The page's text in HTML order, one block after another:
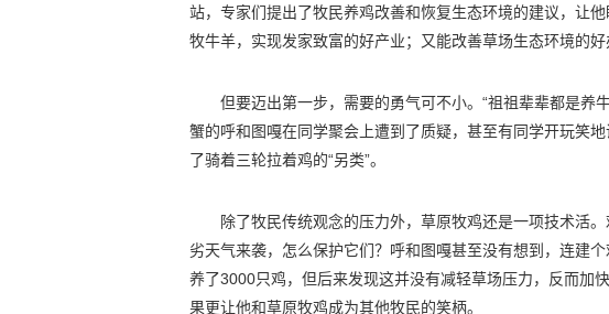
站，专家们提出了牧民养鸡改善和恢复生态环境的建议，让
牧牛羊，实现发家致富的好产业；又能改善草场生态环境的好
但要迈出第一步，需要的勇气可不小。“祖祖辈辈都是养
蟹的呼和图嘎在同学聚会上遭到了质疑，甚至有同学开玩笑
了骑着三轮拉着鸡的“另类”。
除了牧民传统观念的压力外，草原牧鸡还是一项技术活
劣天气来袭，怎么保护它们？呼和图嘎甚至没有想到，连建
养了3000只鸡，但后来发现这并没有减轻草场压力，反而加
果更让他和草原牧鸡成为其他牧民的笑柄。